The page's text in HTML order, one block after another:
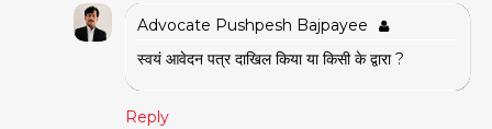
Advocate Pushpesh Bajpayee
स्वयं आवेदन पत्र दाखिल किया या किसी के द्वारा ?
Reply